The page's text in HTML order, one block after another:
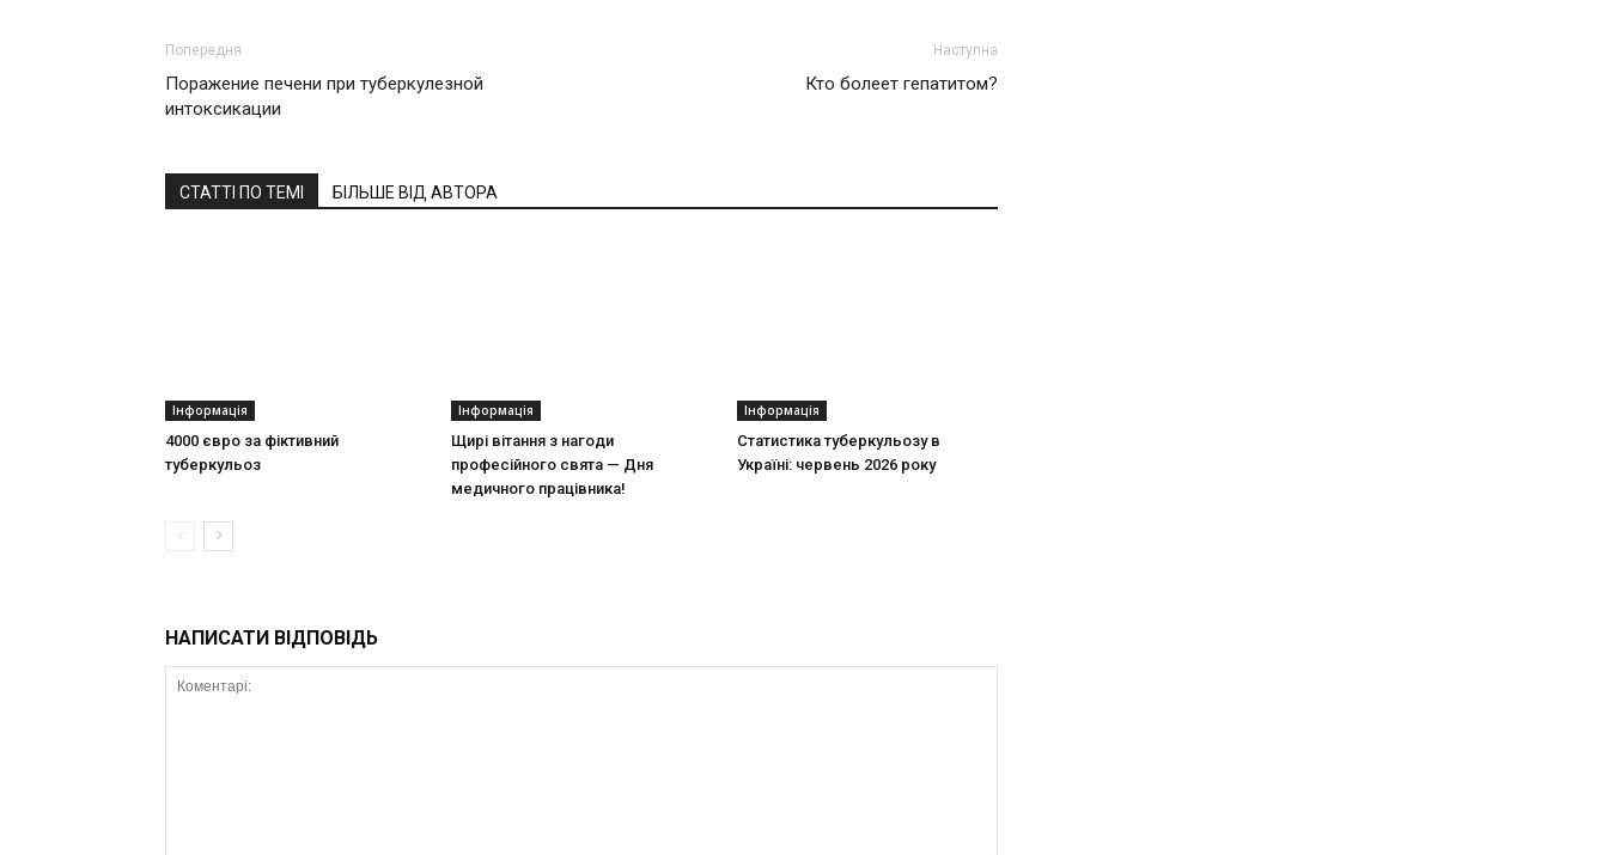
Попередня
Поражение печени при туберкулезной
интоксикации
Наступна
Кто болеет гепатитом?
СТАТТІ ПО ТЕМІ БІЛЬШЕ ВІД АВТОРА
Інформація
4000 євро за фіктивний
туберкульоз
Інформація
Щирі вітання з нагоди
професійного свята — Дня
медичного працівника!
Інформація
Статистика туберкульозу в
Україні: червень 2026 року
НАПИСАТИ ВІДПОВІДЬ